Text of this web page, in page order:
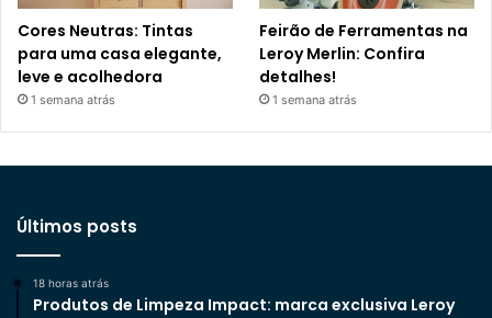
Cores Neutras: Tintas
para uma casa elegante,
leve e acolhedora
1 semana atrás
Feirão de Ferramentas na
Leroy Merlin: Confira
detalhes!
1 semana atrás
Últimos posts
18 horas atrás
Produtos de Limpeza Impact: marca exclusiva Leroy